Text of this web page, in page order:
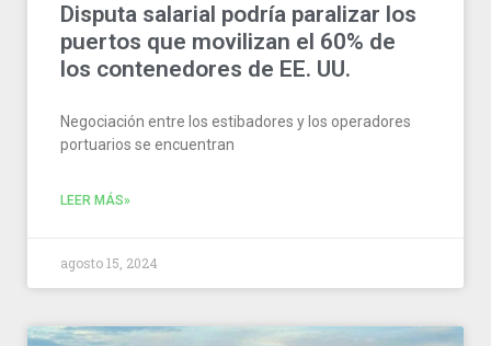
Disputa salarial podría paralizar los
puertos que movilizan el 60% de
los contenedores de EE. UU.
Negociación entre los estibadores y los operadores
portuarios se encuentran
LEER MÁS»
agosto 15, 2024